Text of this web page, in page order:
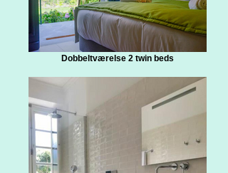
Dobbeltværelse 2 twin beds